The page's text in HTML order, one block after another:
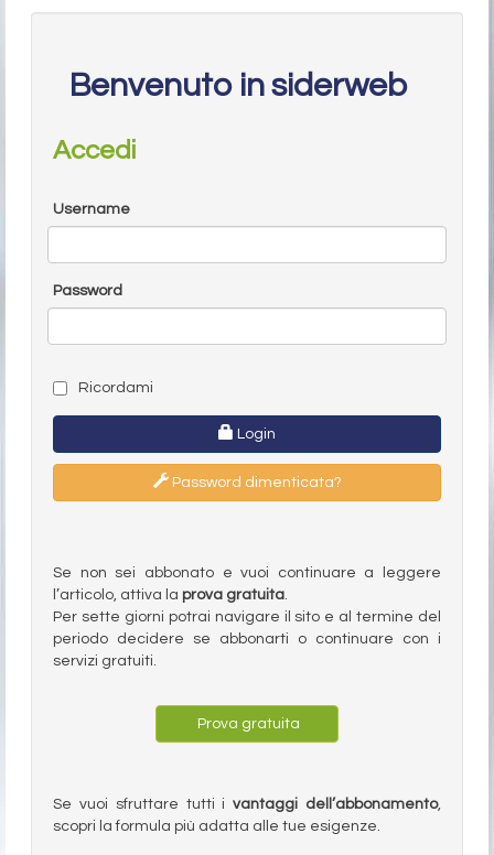
Benvenuto in siderweb
Accedi
Username
Password
Ricordami
Login
Password dimenticata?
Se non sei abbonato e vuoi continuare a leggere
l’articolo, attiva la prova gratuita.
Per sette giorni potrai navigare il sito e al termine del
periodo decidere se abbonarti o continuare con i
servizi gratuiti.
Prova gratuita
Se vuoi sfruttare tutti ivantaggi dell’abbonamento,
scopri la formula più adatta alle tue esigenze.